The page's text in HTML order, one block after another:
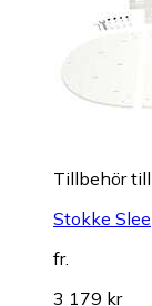
Tillbehör
Stokke
fr.
3 179 kr